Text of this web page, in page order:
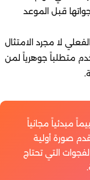
قبل الموعد
لا مجرد الامتثال
متطلباً جوهرياً لمن
مبدئياً مجانياً
يقدم صورة أولية
التي تحتاج